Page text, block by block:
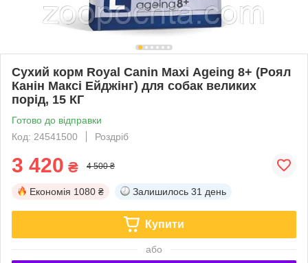
Сухий корм Royal Canin Maxi Аgeing 8+ (Роял
Канін Максі Ейджінг) для собак великих
порід, 15 КГ
Готово до відправки
Код: 24541500
Роздріб
3 420 ₴ 4 500 ₴
Економія 1080 ₴ Залишилось 31 день
Купити
або